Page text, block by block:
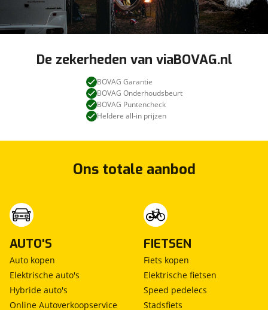
De zekerheden van viaBOVAG.nl
BOVAG Garantie
BOVAG Onderhoudsbeurt
BOVAG Puntencheck
Heldere all-in prijzen
Ons totale aanbod
AUTO'S
Auto kopen
Elektrische auto's
Hybride auto's
Online Autoverkoopservice
FIETSEN
Fiets kopen
Elektrische fietsen
Speed pedelecs
Stadsfiets